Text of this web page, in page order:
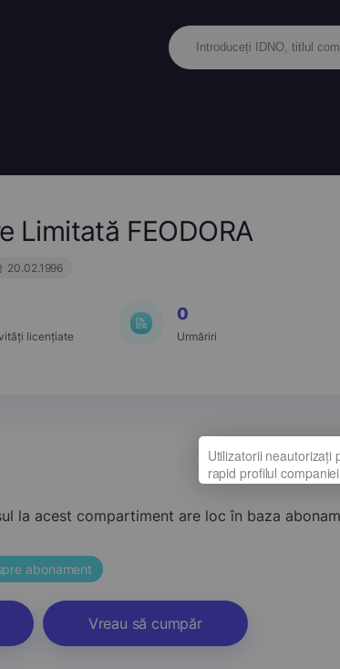
Limitată FEODORA
20.02.1996
licențiate
0
Urmăriri
la acest compartiment are loc în baza
abonament
Vreau să cumpăr